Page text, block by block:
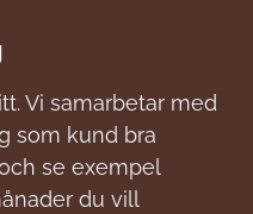
Vi samarbetar med
som kund bra
se exempel
du vill